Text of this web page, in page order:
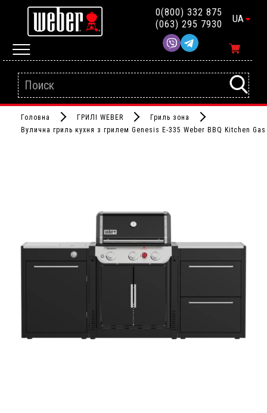
0(800) 332 875
(063) 295 7930
UA
Головна ГРИЛІ WEBER
Гриль зона
Вулична гриль кухня з грилем Genesis E-335 Weber BBQ Kitchen